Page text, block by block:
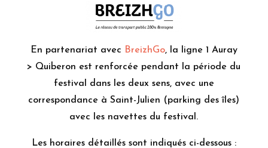
En partenariat avec BreizhGo, la ligne 1 Auray
> Quiberon est renforcée pendant la période du
festival dans les deux sens, avec une
correspondance à Saint-Julien (parking des îles)
avec les navettes du festival.
Les horaires détaillés sont indiqués ci-dessous :